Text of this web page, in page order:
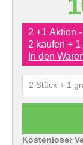
2 +1 Aktion
2 kaufen +
In den
Kostenloser